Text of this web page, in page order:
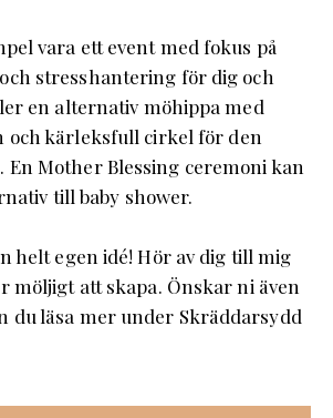
vara ett event med fokus på
stresshantering för dig och
en alternativ möhippa med
och kärleksfull cirkel för den
En Mother Blessing ceremoni kan
till baby shower.
helt egen idé! Hör av dig till mig
möljigt att skapa. Önskar ni även
du läsa mer under Skräddarsydd